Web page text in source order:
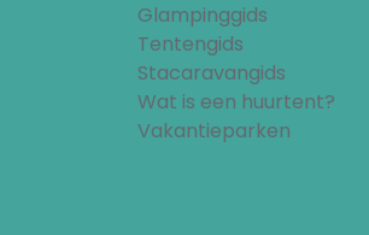
Glampinggids
Tentengids
Stacaravangids
Wat is een huurtent?
Vakantieparken